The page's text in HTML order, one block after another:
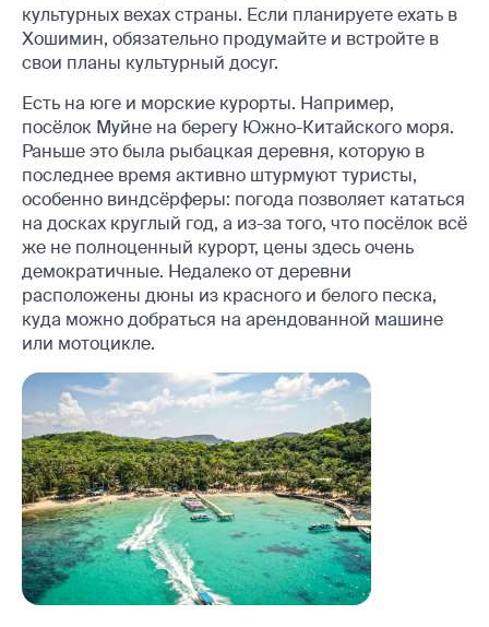
культурных вехах страны. Если планируете ехать в
Хошимин, обязательно продумайте и встройте в
свои планы культурный досуг.
Есть на юге и морские курорты. Например,
посёлок Муйне на берегу Южно-Китайского моря.
Раньше это была рыбацкая деревня, которую в
последнее время активно штурмуют туристы,
особенно виндсёрферы: погода позволяет кататься
на досках круглый год, а из-за того, что посёлок всё
же не полноценный курорт, цены здесь очень
демократичные. Недалеко от деревни
расположены дюны из красного и белого песка,
куда можно добраться на арендованной машине
или мотоцикле.